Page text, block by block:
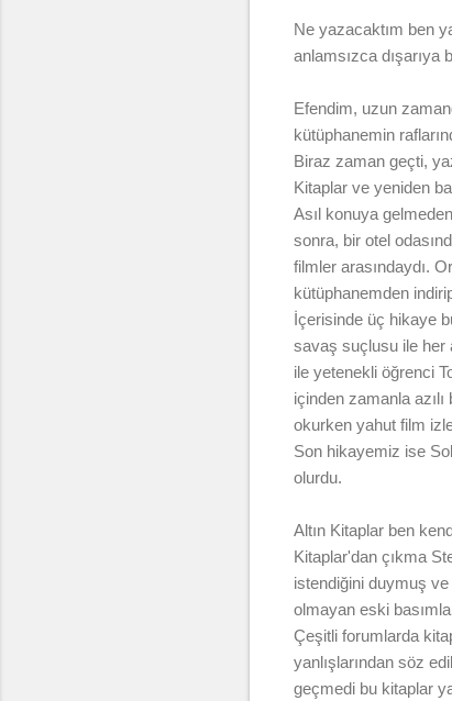
Ne yazacaktım ben
anlamsızca dışarıya
Efendim, uzun
kütüphanemin
Biraz zaman geçti,
Kitaplar ve yeniden
Asıl konuya
sonra, bir otel
filmler arasındaydı.
kütüphanemden
İçerisinde üç hikaye
savaş suçlusu ile her
ile yetenekli öğrenci
içinden zamanla
okurken yahut film
Son hikayemiz ise
olurdu.
Altın Kitaplar ben
Kitaplar'dan çıkma
istendiğini duymuş
olmayan eski
Çeşitli forumlarda
yanlışlarından söz
geçmedi bu kitaplar